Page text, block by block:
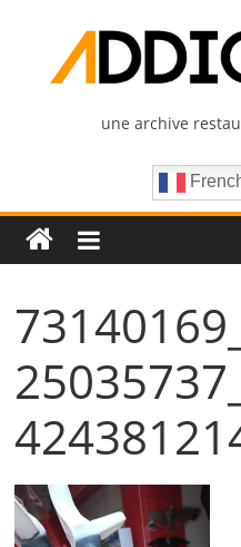
content
une archive
Addict
Kite
Le
–
La
passion
du
Cerf-
Volant